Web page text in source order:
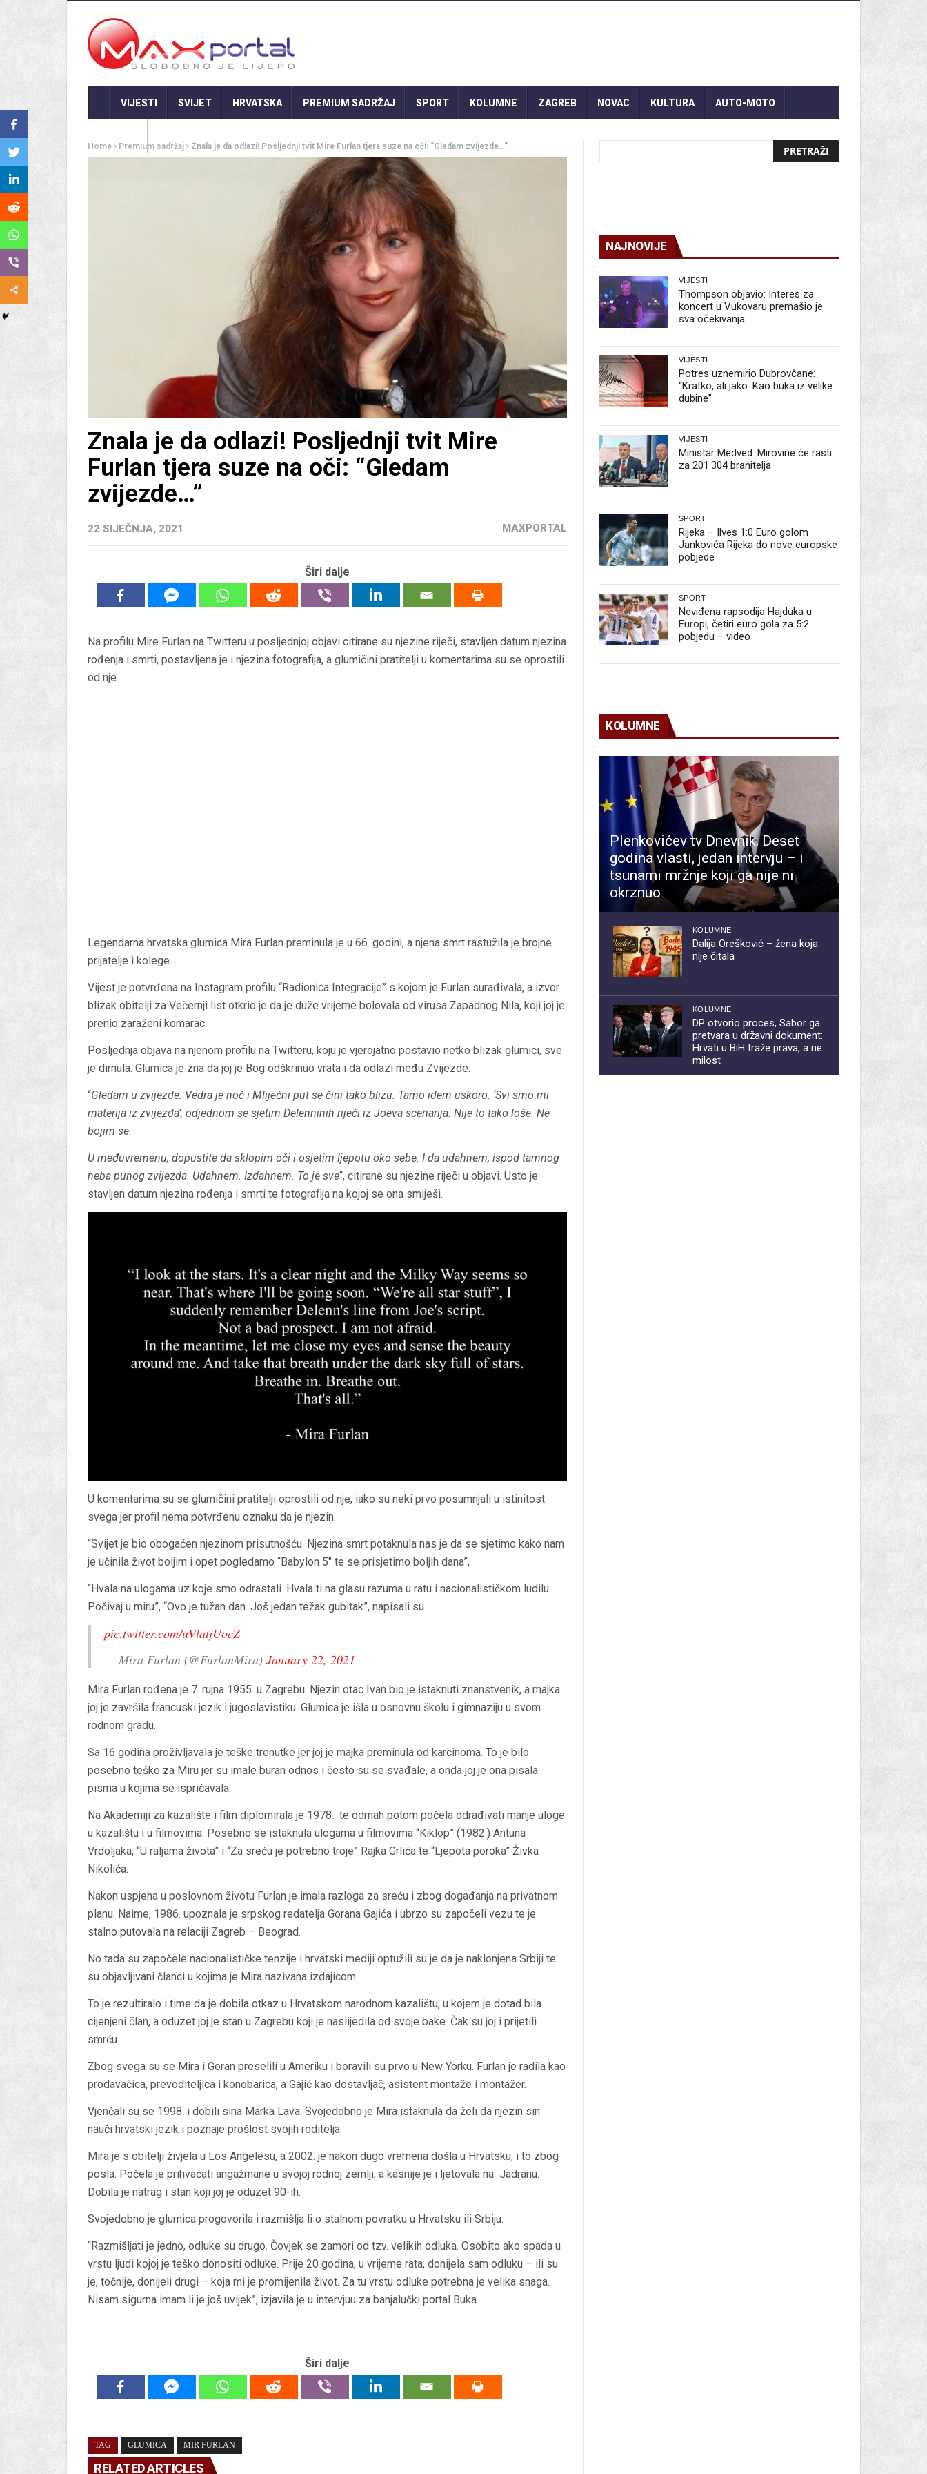
VIJESTI SVIJET HRVATSKA PREMIUM SADRŽAJ SPORT KOLUMNE ZAGREB NOVAC KULTURA AUTO-MOTO
Home Premium sadržaj Znala je da odlazi! Posljednji tvit Mire Furlan tjera suze na oči: “Gledam zvijezde…”
Znala je da odlazi! Posljednji tvit Mire
Furlan tjera suze na oči: “Gledam
zvijezde…”
22 SIJEČNJA, 2021 MAXPORTAL
Širi dalje
Na profilu Mire Furlan na Twitteru u posljednjoj objavi citirane su njezine riječi, stavljen datum njezina
rođenja i smrti, postavljena je i njezina fotografija, a glumičini pratitelji u komentarima su se oprostili
od nje.
Legendarna hrvatska glumica Mira Furlan preminula je u 66. godini, a njena smrt rastužila je brojne
prijatelje i kolege.
Vijest je potvrđena na Instagram profilu “Radionica Integracije” s kojom je Furlan surađivala, a izvor
blizak obitelji za Večernji list otkrio je da je duže vrijeme bolovala od virusa Zapadnog Nila, koji joj je
prenio zaraženi komarac.
Posljednja objava na njenom profilu na Twitteru, koju je vjerojatno postavio netko blizak glumici, sve
je dirnula. Glumica je zna da joj je Bog odškrinuo vrata i da odlazi među Zvijezde:
“Gledam u zvijezde. Vedra je noć i Mliječni put se čini tako blizu. Tamo idem uskoro. ‘Svi smo mi
materija iz zvijezda’, odjednom se sjetim Delenninih riječi iz Joeva scenarija. Nije to tako loše. Ne
bojim se.
U međuvremenu, dopustite da sklopim oči i osjetim ljepotu oko sebe. I da udahnem, ispod tamnog
neba punog zvijezda. Udahnem. Izdahnem. To je sve“, citirane su njezine riječi u objavi. Usto je
stavljen datum njezina rođenja i smrti te fotografija na kojoj se ona smiješi.
U komentarima su se glumičini pratitelji oprostili od nje, iako su neki prvo posumnjali u istinitost
svega jer profil nema potvrđenu oznaku da je njezin.
“Svijet je bio obogaćen njezinom prisutnošću. Njezina smrt potaknula nas je da se sjetimo kako nam
je učinila život boljim i opet pogledamo “Babylon 5″ te se prisjetimo boljih dana”,
“Hvala na ulogama uz koje smo odrastali. Hvala ti na glasu razuma u ratu i nacionalističkom ludilu.
Počivaj u miru”, “Ovo je tužan dan. Još jedan težak gubitak”, napisali su.
pic.twitter.com/uVlatjUocZ
— Mira Furlan (@FurlanMira) January 22, 2021
Mira Furlan rođena je 7. rujna 1955. u Zagrebu. Njezin otac Ivan bio je istaknuti znanstvenik, a majka
joj je završila francuski jezik i jugoslavistiku. Glumica je išla u osnovnu školu i gimnaziju u svom
rodnom gradu.
Sa 16 godina proživljavala je teške trenutke jer joj je majka preminula od karcinoma. To je bilo
posebno teško za Miru jer su imale buran odnos i često su se svađale, a onda joj je ona pisala
pisma u kojima se ispričavala.
Na Akademiji za kazalište i film diplomirala je 1978. te odmah potom počela odrađivati manje uloge
u kazalištu i u filmovima. Posebno se istaknula ulogama u filmovima “Kiklop” (1982.) Antuna
Vrdoljaka, “U raljama života” i “Za sreću je potrebno troje” Rajka Grlića te “Ljepota poroka” Živka
Nikolića.
Nakon uspjeha u poslovnom životu Furlan je imala razloga za sreću i zbog događanja na privatnom
planu. Naime, 1986. upoznala je srpskog redatelja Gorana Gajića i ubrzo su započeli vezu te je
stalno putovala na relaciji Zagreb – Beograd.
No tada su započele nacionalističke tenzije i hrvatski mediji optužili su je da je naklonjena Srbiji te
su objavljivani članci u kojima je Mira nazivana izdajicom.
To je rezultiralo i time da je dobila otkaz u Hrvatskom narodnom kazalištu, u kojem je dotad bila
cijenjeni član, a oduzet joj je stan u Zagrebu koji je naslijedila od svoje bake. Čak su joj i prijetili
smrću.
Zbog svega su se Mira i Goran preselili u Ameriku i boravili su prvo u New Yorku. Furlan je radila kao
prodavačica, prevoditeljica i konobarica, a Gajić kao dostavljač, asistent montaže i montažer.
Vjenčali su se 1998. i dobili sina Marka Lava. Svojedobno je Mira istaknula da želi da njezin sin
nauči hrvatski jezik i poznaje prošlost svojih roditelja.
Mira je s obitelji živjela u Los Angelesu, a 2002. je nakon dugo vremena došla u Hrvatsku, i to zbog
posla. Počela je prihvaćati angažmane u svojoj rodnoj zemlji, a kasnije je i ljetovala na Jadranu.
Dobila je natrag i stan koji joj je oduzet 90-ih.
Svojedobno je glumica progovorila i razmišlja li o stalnom povratku u Hrvatsku ili Srbiju.
“Razmišljati je jedno, odluke su drugo. Čovjek se zamori od tzv. velikih odluka. Osobito ako spada u
vrstu ljudi kojoj je teško donositi odluke. Prije 20 godina, u vrijeme rata, donijela sam odluku – ili su
je, točnije, donijeli drugi – koja mi je promijenila život. Za tu vrstu odluke potrebna je velika snaga.
Nisam sigurna imam li je još uvijek”, izjavila je u intervjuu za banjalučki portal Buka.
Širi dalje
TAG GLUMICA MIR FURLAN
RELATED ARTICLES
NAJNOVIJE
VIJESTI
Thompson objavio: Interes za
koncert u Vukovaru premašio je
sva očekivanja
VIJESTI
Potres uznemirio Dubrovčane:
“Kratko, ali jako. Kao buka iz velike
dubine”
VIJESTI
Ministar Medved: Mirovine će rasti
za 201.304 branitelja
SPORT
Rijeka – Ilves 1:0 Euro golom
Jankovića Rijeka do nove europske
pobjede
SPORT
Neviđena rapsodija Hajduka u
Europi, četiri euro gola za 5:2
pobjedu – video
KOLUMNE
Plenkovićev tv Dnevnik: Deset
godina vlasti, jedan intervju – i
tsunami mržnje koji ga nije ni
okrznuo
KOLUMNE
Dalija Orešković – žena koja
nije čitala
KOLUMNE
DP otvorio proces, Sabor ga
pretvara u državni dokument:
Hrvati u BiH traže prava, a ne
milost